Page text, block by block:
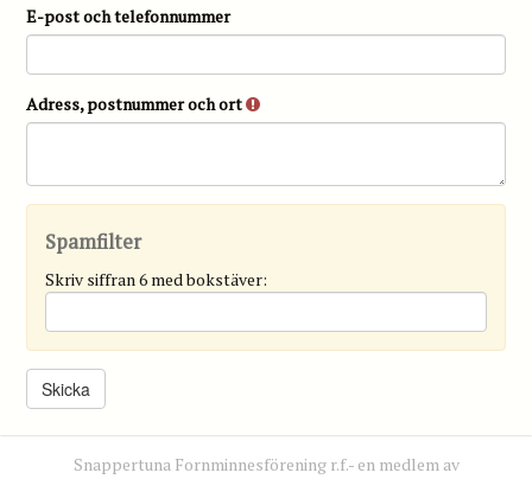
E-post och telefonnummer
Adress, postnummer och ort
Spamfilter
Skriv siffran 6 med bokstäver:
Snappertuna Fornminnesförening r.f.- en medlem av